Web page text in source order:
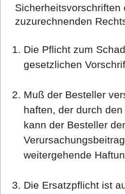
zuzurechnenden
Die Pflicht zum
gesetzlichen
Muß der Besteller
haften, der durch
kann der Besteller
weitergehende
Die Ersatzpflicht ist